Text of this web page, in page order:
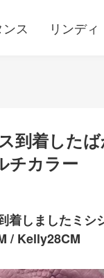
ス リンディ
到着した
チカラー
着しましたミシ
/ Kelly28CM